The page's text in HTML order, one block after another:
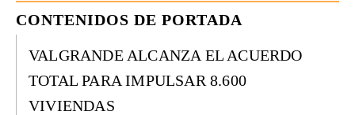
CONTENIDOS DE PORTADA
VALGRANDE ALCANZA EL ACUERDO
TOTAL PARA IMPULSAR 8.600
VIVIENDAS